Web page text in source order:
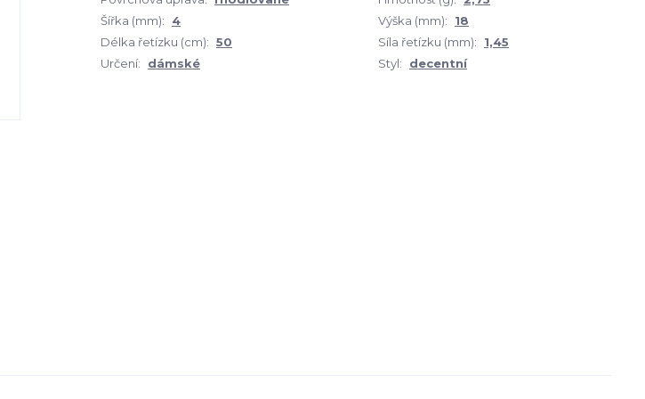
Šířka (mm):
4 Výška (mm):
18
Délka řetízku (cm): 50 Síla řetízku (mm):
1,45
Určení:
dámské Styl: decentní